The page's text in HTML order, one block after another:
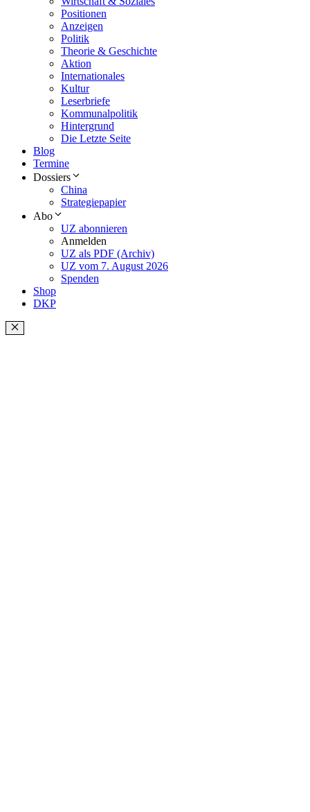
Positionen
Anzeigen
Politik
Theorie & Geschichte
Aktion
Internationales
Kultur
Leserbriefe
Kommunalpolitik
Hintergrund
Die Letzte Seite
Blog
Termine
Dossiers
China
Strategiepapier
Abo
UZ abonnieren
Anmelden
UZ als PDF (Archiv)
UZ vom 7. August 2026
Spenden
Shop
DKP
Schließen